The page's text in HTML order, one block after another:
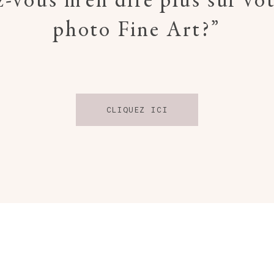
photo Fine Art?”
CLIQUEZ ICI